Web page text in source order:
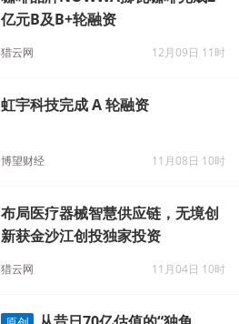
元A轮融资，打造全科医学XR手术
模拟平台
猎云网 01月11日 11时
咖啡品牌NOWWA挪瓦咖啡完成2
亿元B及B+轮融资
猎云网 12月09日 11时
虹宇科技完成 A 轮融资
博望财经 11月08日 10时
布局医疗器械智慧供应链，无境创